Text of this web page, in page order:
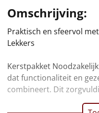
Deken (fleece plaid)
Alle artikelen
Overige
Ideeën
cm
Omschrijving:
Praktisch en sfeervol
Lekkers
Kerstpakket
dat functionaliteit en
combineert. Dit
producten die direct
tijdens onverwachte
pakket dat verder gaat